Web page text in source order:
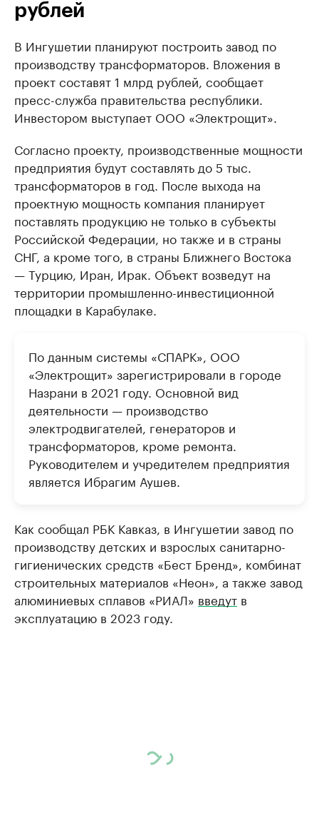
рублей
В Ингушетии планируют построить завод по
производству трансформаторов. Вложения в
проект составят 1 млрд рублей, сообщает
пресс-служба правительства республики.
Инвестором выступает ООО «Электрощит».
Согласно проекту, производственные мощности
предприятия будут составлять до 5 тыс.
трансформаторов в год. После выхода на
проектную мощность компания планирует
поставлять продукцию не только в субъекты
Российской Федерации, но также и в страны
СНГ, а кроме того, в страны Ближнего Востока
— Турцию, Иран, Ирак. Объект возведут на
территории промышленно-инвестиционной
площадки в Карабулаке.
По данным системы «СПАРК», ООО
«Электрощит» зарегистрировали в городе
Назрани в 2021 году. Основной вид
деятельности — производство
электродвигателей, генераторов и
трансформаторов, кроме ремонта.
Руководителем и учредителем предприятия
является Ибрагим Аушев.
Как сообщал РБК Кавказ, в Ингушетии завод по
производству детских и взрослых санитарно-
гигиенических средств «Бест Бренд», комбинат
строительных материалов «Неон», а также завод
алюминиевых сплавов «РИАЛ» введут в
эксплуатацию в 2023 году.